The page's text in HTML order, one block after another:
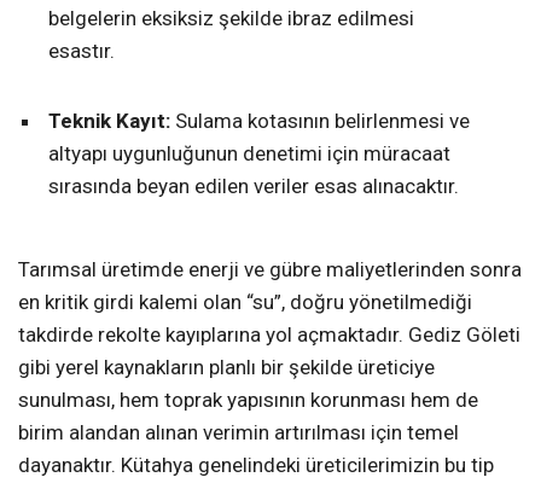
belgelerin eksiksiz şekilde ibraz edilmesi
esastır.
Teknik Kayıt: Sulama kotasının belirlenmesi ve
altyapı uygunluğunun denetimi için müracaat
sırasında beyan edilen veriler esas alınacaktır.
Tarımsal üretimde enerji ve gübre maliyetlerinden sonra
en kritik girdi kalemi olan “su”, doğru yönetilmediği
takdirde rekolte kayıplarına yol açmaktadır. Gediz Göleti
gibi yerel kaynakların planlı bir şekilde üreticiye
sunulması, hem toprak yapısının korunması hem de
birim alandan alınan verimin artırılması için temel
dayanaktır. Kütahya genelindeki üreticilerimizin bu tip